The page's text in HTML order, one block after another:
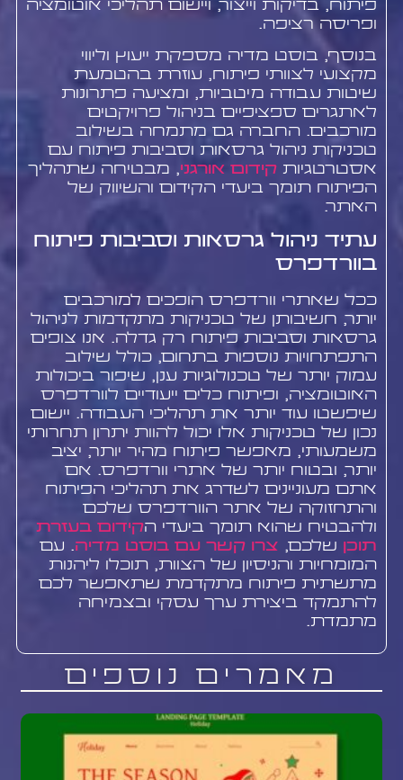
פיתוח, בדיקות וייצור, ויישום תהליכי אוטומציה
ופריסה רציפה.
בנוסף, בוסט מדיה מספקת ייעוץ וליווי
מקצועי לצוותי פיתוח, עוזרת בהטמעת
שיטות עבודה מיטביות, ומציעה פתרונות
לאתגרים ספציפיים בניהול פרויקטים
מורכבים. החברה גם מתמחה בשילוב
טכניקות ניהול גרסאות וסביבות פיתוח עם
אסטרטגיות קידום אורגני, מבטיחה שתהליך
הפיתוח תומך ביעדי הקידום והשיווק של
האתר.
עתיד ניהול גרסאות וסביבות פיתוח
בוורדפרס
ככל שאתרי וורדפרס הופכים למורכבים
יותר, חשיבותן של טכניקות מתקדמות לניהול
גרסאות וסביבות פיתוח רק גדלה. אנו צופים
התפתחויות נוספות בתחום, כולל שילוב
עמוק יותר של טכנולוגיות ענן, שיפור ביכולות
האוטומציה, ופיתוח כלים ייעודיים לוורדפרס
שיפשטו עוד יותר את תהליכי העבודה. יישום
נכון של טכניקות אלו יכול להוות יתרון תחרותי
משמעותי, מאפשר פיתוח מהיר יותר, יציב
יותר, ובטוח יותר של אתרי וורדפרס. אם
אתם מעוניינים לשדרג את תהליכי הפיתוח
והתחזוקה של אתר הוורדפרס שלכם
ולהבטיח שהוא תומך ביעדי הקידום בעזרת
תוכן שלכם, צרו קשר עם בוסט מדיה. עם
המומחיות והניסיון של הצוות, תוכלו ליהנות
מתשתית פיתוח מתקדמת שתאפשר לכם
להתמקד ביצירת ערך עסקי ובצמיחה
מתמדת.
מאמרים נוספים